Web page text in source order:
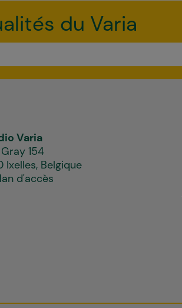
du Varia
Varia
154
Ixelles, Belgique
d'accès